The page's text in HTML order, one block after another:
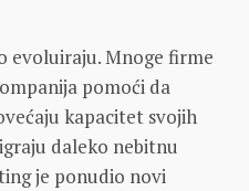
evoluiraju. Mnoge firme
pomoći da
kapacitet svojih
daleko nebitnu
je ponudio novi